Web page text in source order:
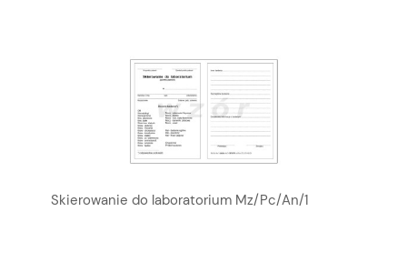
Skierowanie do laboratorium Mz/Pc/An/1